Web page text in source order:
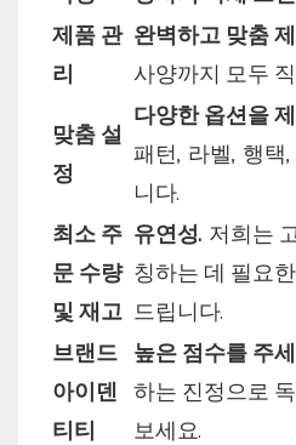
제품 관
리
완벽하고 맞춤
사양까지 모두
맞춤 설
정
다양한 옵션을
패턴, 라벨, 행택
니다.
최소 주
문 수량
및 재고
유연성. 저희는
칭하는 데 필요
드립니다.
브랜드
아이덴
티티
높은 점수를 주
하는 진정으로
보세요.